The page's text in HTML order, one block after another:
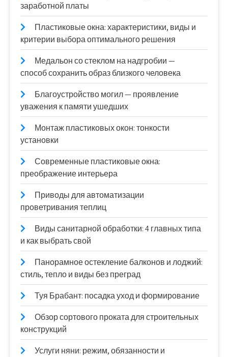
заработной платы
Пластиковые окна: характеристики, виды и
критерии выбора оптимального решения
Медальон со стеклом на надгробии —
способ сохранить образ близкого человека
Благоустройство могил — проявление
уважения к памяти ушедших
Монтаж пластиковых окон: тонкости
установки
Современные пластиковые окна:
преображение интерьера
Приводы для автоматизации
проветривания теплиц
Виды санитарной обработки: 4 главных типа
и как выбрать свой
Панорамное остекление балконов и лоджий:
стиль, тепло и виды без преград
Туя Брабант: посадка уход и формирование
Обзор сортового проката для строительных
конструкций
Услуги няни: режим, обязанности и